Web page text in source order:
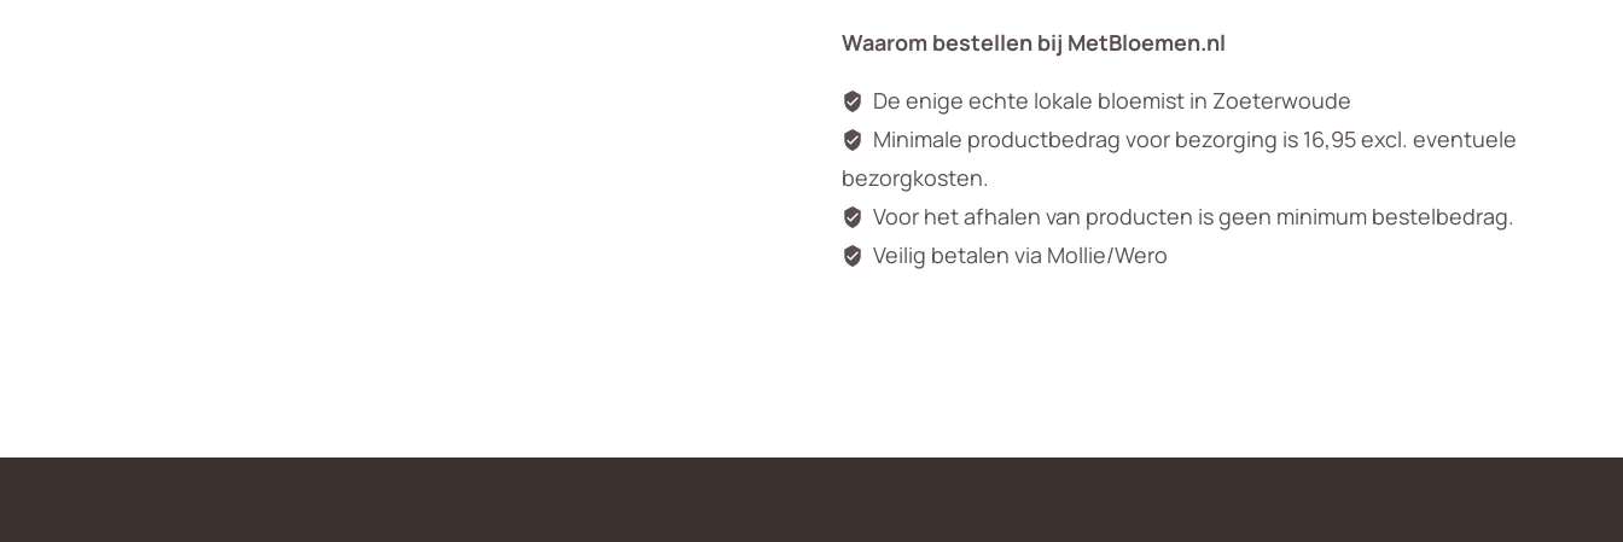
Waarom bestellen bij MetBloemen.nl
De enige echte lokale bloemist in Zoeterwoude
Minimale productbedrag voor bezorging is 16,95 excl. eventuele
bezorgkosten.
Voor het afhalen van producten is geen minimum bestelbedrag.
Veilig betalen via Mollie/Wero